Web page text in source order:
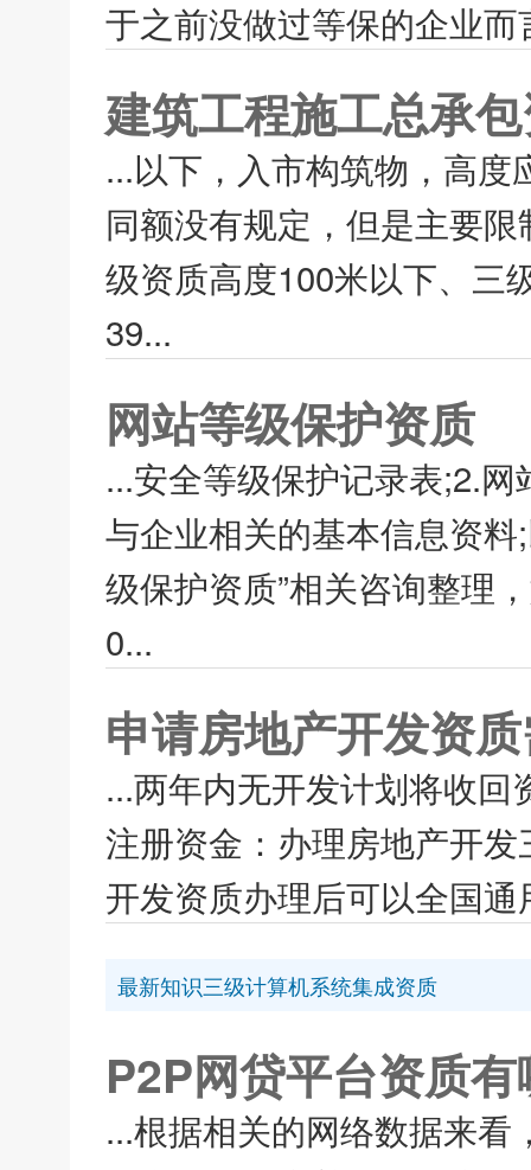
于之前没做过等保的企业
建筑工程施工总承
...以下，入市构筑物，高
同额没有规定，但是主要
级资质高度100米以下、三
39...
网站等级保护资质
...安全等级保护记录表;2.
与企业相关的基本信息资
级保护资质”相关咨询整理
0...
申请房地产开发资
...两年内无开发计划将收
注册资金：办理房地产开
开发资质办理后可以全国
最新知识三级计算机系统集成资质
P2P网贷平台资质
...根据相关的网络数据来